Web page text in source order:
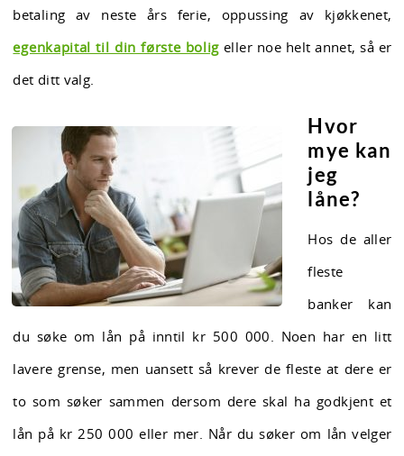
betaling av neste års ferie, oppussing av kjøkkenet,
egenkapital til din første bolig eller noe helt annet, så er
det ditt valg.
Hvor
mye kan
jeg
låne?
Hos de aller
fleste
banker kan
du søke om lån på inntil kr 500 000. Noen har en litt
lavere grense, men uansett så krever de fleste at dere er
to som søker sammen dersom dere skal ha godkjent et
lån på kr 250 000 eller mer. Når du søker om lån velger